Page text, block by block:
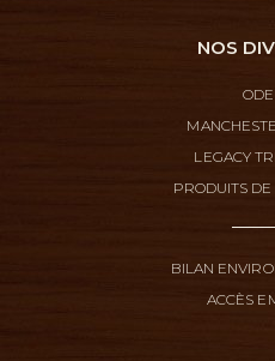
NOS
LEGACY
PRODUITS
BILAN
ACCÈS